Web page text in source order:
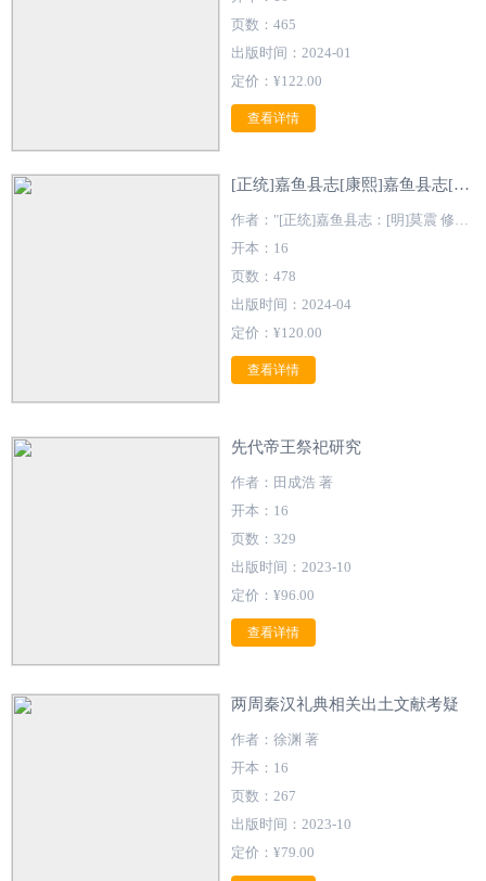
页数：465
出版时间：2024-01
定价：¥122.00
查看详情
[正统]嘉鱼县志[康熙]嘉鱼县志[同治]嘉鱼县志
作者："[正统]嘉鱼县志：[明]莫震 修；[明]孙允恭 纂 [康熙]嘉鱼县志：[清]李元震 纂修 [同治]嘉鱼县志：[清]钟传益 修；[清]俞焜 纂"
开本：16
页数：478
出版时间：2024-04
定价：¥120.00
查看详情
先代帝王祭祀研究
作者：田成浩 著
开本：16
页数：329
出版时间：2023-10
定价：¥96.00
查看详情
两周秦汉礼典相关出土文献考疑
作者：徐渊 著
开本：16
页数：267
出版时间：2023-10
定价：¥79.00